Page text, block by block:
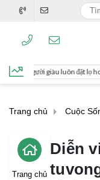
hoa bên trái bàn thờ, nếu đặt
Trang chủ Cuộc
Trang chủ
Diễn